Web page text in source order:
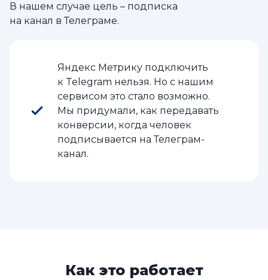
В нашем случае цель – подписка
на канал в Телеграме.
Яндекс Метрику подключить
к Telegram нельзя. Но с нашим
сервисом это стало возможно.
Мы придумали, как передавать
конверсии, когда человек
подписывается на Телеграм-
канал.
Как это работает